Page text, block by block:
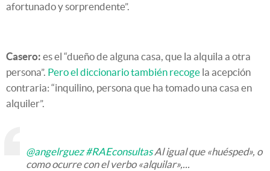
afortunado y sorprendente”.
Casero: es el “dueño de alguna casa, que la alquila a otra
persona”. Pero el diccionario también recoge la acepción
contraria: “inquilino, persona que ha tomado una casa en
alquiler”.
@angelrguez #RAEconsultasAl igual que «huésped», o
como ocurre con el verbo «alquilar»,...